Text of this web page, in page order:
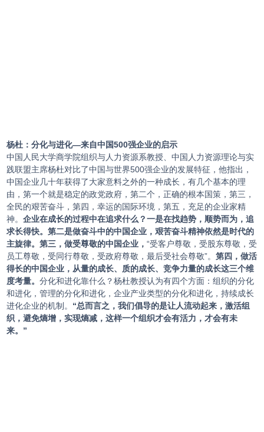
杨杜：分化与进化—来自中国500强企业的启示
中国人民大学商学院组织与人力资源系教授、中国人力资源理论与实
践联盟主席杨杜对比了中国与世界500强企业的发展特征，他指出，
中国企业几十年获得了大家意料之外的一种成长，有几个基本的理
由，第一个就是稳定的政党政府，第二个，正确的根本国策，第三，
全民的艰苦奋斗，第四，幸运的国际环境，第五，充足的企业家精
神。企业在成长的过程中在追求什么？一是在找趋势，顺势而为，追
求长得快。第二是做奋斗中的中国企业，艰苦奋斗精神依然是时代的
主旋律。第三，做受尊敬的中国企业，“受客户尊敬，受股东尊敬，受
员工尊敬，受同行尊敬，受政府尊敬，最后受社会尊敬”。第四，做活
得长的中国企业，从量的成长、质的成长、竞争力量的成长这三个维
度考量。分化和进化靠什么？杨杜教授认为有四个方面：组织的分化
和进化，管理的分化和进化，企业产业类型的分化和进化，持续成长
进化企业的机制。 “总而言之，我们倡导的是让人流动起来，激活组
织，避免熵增，实现熵减，这样一个组织才会有活力，才会有未
来。”